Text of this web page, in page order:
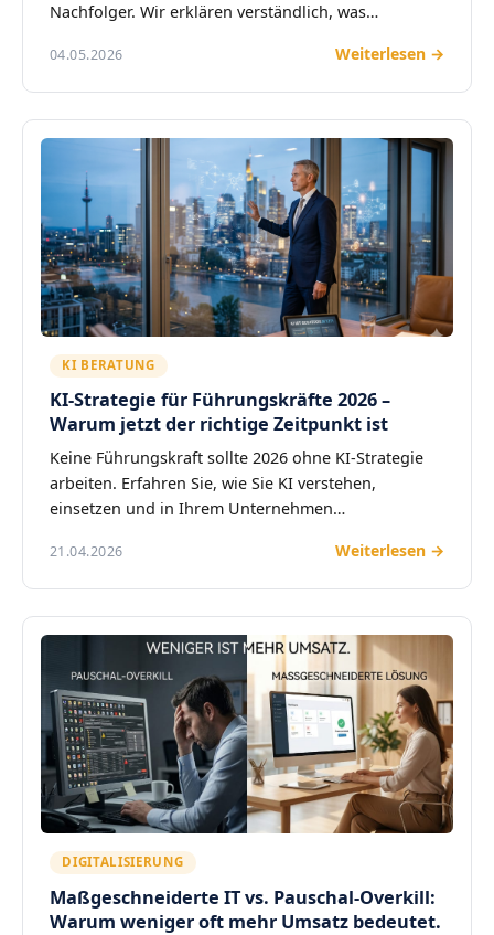
Nachfolger. Wir erklären verständlich, was
04.05.2026 Weiterlesen →
KI BERATUNG
KI-Strategie für Führungskräfte 2026 –
Warum jetzt der richtige Zeitpunkt ist
Keine Führungskraft sollte 2026 ohne KI-Strategie
arbeiten. Erfahren Sie, wie Sie KI verstehen,
einsetzen und in Ihrem Unternehmen…
21.04.2026 Weiterlesen →
DIGITALISIERUNG
Maßgeschneiderte IT vs. Pauschal-Overkill:
Warum weniger oft mehr Umsatz bedeutet.